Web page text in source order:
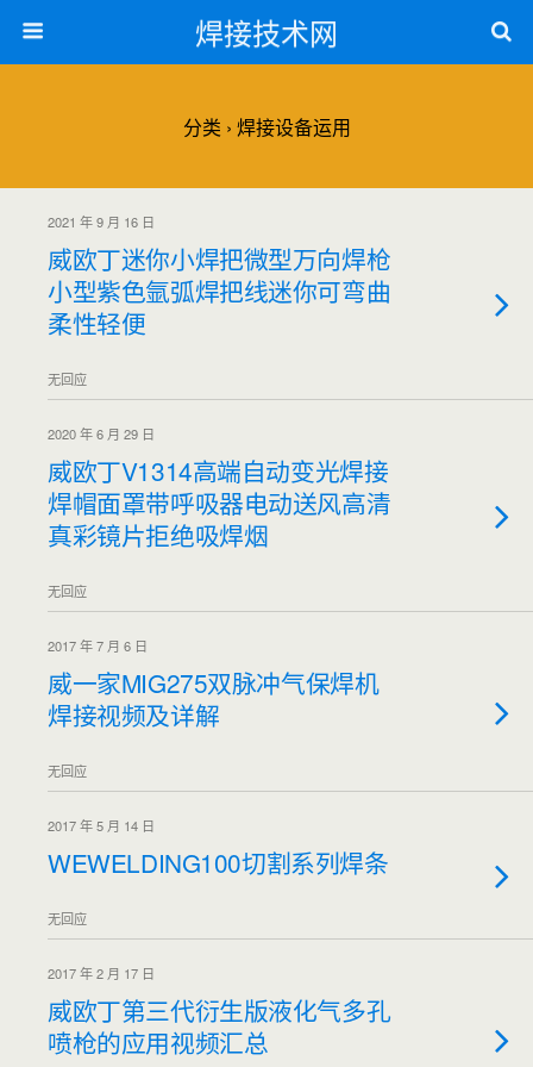
焊接技术网
分类 › 焊接设备运用
2021 年 9 月 16 日
威欧丁迷你小焊把微型万向焊枪
小型紫色氩弧焊把线迷你可弯曲
柔性轻便
无回应
2020 年 6 月 29 日
威欧丁V1314高端自动变光焊接
焊帽面罩带呼吸器电动送风高清
真彩镜片拒绝吸焊烟
无回应
2017 年 7 月 6 日
威一家MIG275双脉冲气保焊机
焊接视频及详解
无回应
2017 年 5 月 14 日
WEWELDING100切割系列焊条
无回应
2017 年 2 月 17 日
威欧丁第三代衍生版液化气多孔
喷枪的应用视频汇总